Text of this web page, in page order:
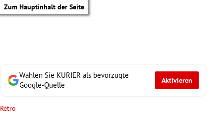
Zum Hauptinhalt der Seite
Wählen Sie KURIER als bevorzugte
Google-Quelle
Aktivieren
Retro